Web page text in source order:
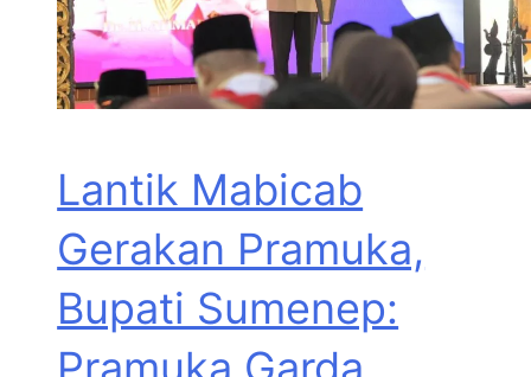
Lantik Mabicab
Gerakan Pramuka,
Bupati Sumenep: